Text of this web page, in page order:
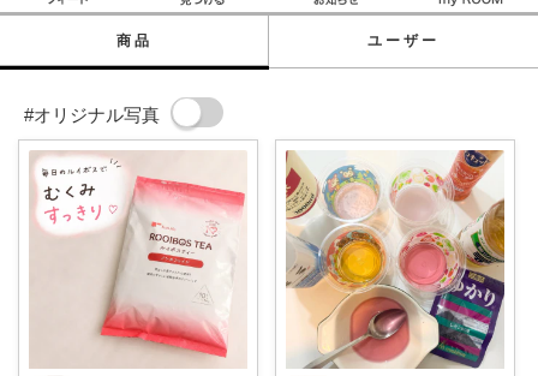
商品 ユーザー
#オリジナル写真